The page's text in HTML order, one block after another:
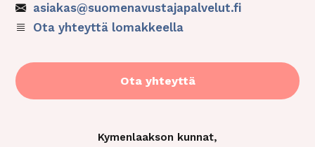
asiakas@suomenavustajapalvelut.fi
Ota yhteyttä lomakkeella
Ota yhteyttä
Kymenlaakson kunnat,